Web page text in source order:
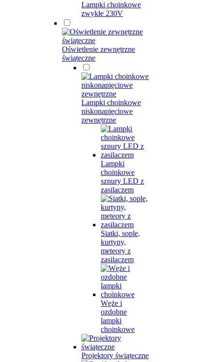
Lampki choinkowe
zwykłe 230V
Oświetlenie zewnętrzne
świąteczne
Lampki choinkowe
niskonapięciowe
zewnętrzne
Lampki
choinkowe
sznury LED z
zasilaczem
Siatki, sople,
kurtyny,
meteory z
zasilaczem
Węże i
ozdobne
lampki
choinkowe
Projektory świąteczne